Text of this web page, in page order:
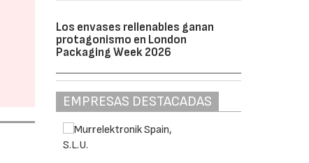
Los envases rellenables ganan
protagonismo en London
Packaging Week 2026
EMPRESAS DESTACADAS